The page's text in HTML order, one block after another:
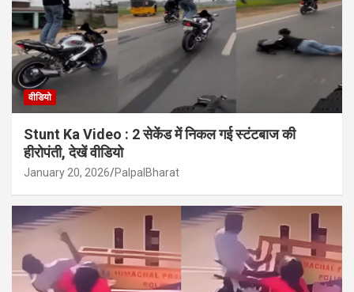
वीडियो
Stunt Ka Video : 2 सेकेंड में निकल गई स्टंटबाज की
हीरोपंती, देखें वीडियो
January 20, 2026 PalpalBharat